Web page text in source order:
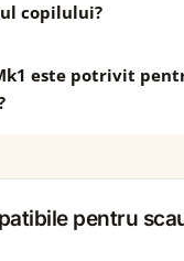
copilului?
este potrivit
pentru